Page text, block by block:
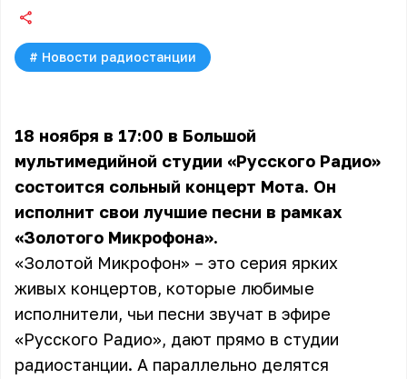
# Новости радиостанции
18 ноября в 17:00 в Большой
мультимедийной студии «Русского Радио»
состоится сольный концерт Мота. Он
исполнит свои лучшие песни в рамках
«Золотого Микрофона».
«Золотой Микрофон» – это серия ярких
живых концертов, которые любимые
исполнители, чьи песни звучат в эфире
«Русского Радио», дают прямо в студии
радиостанции. А параллельно делятся